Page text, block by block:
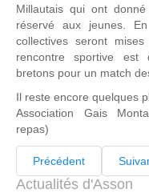
Millautais qui ont
réservé aux jeunes.
collectives seront
rencontre sportive est
bretons pour un match
Il reste encore quelques
Association Gais
repas)
Précédent
Actualités d'Asson